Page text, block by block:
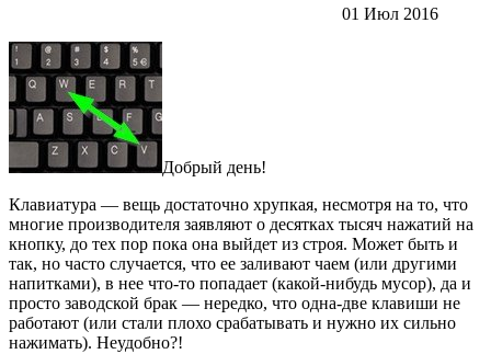
01 Июл 2016
Добрый день!
Клавиатура — вещь достаточно хрупкая, несмотря на то, что
многие производителя заявляют о десятках тысяч нажатий на
кнопку, до тех пор пока она выйдет из строя. Может быть и
так, но часто случается, что ее заливают чаем (или другими
напитками), в нее что-то попадает (какой-нибудь мусор), да и
просто заводской брак — нередко, что одна-две клавиши не
работают (или стали плохо срабатывать и нужно их сильно
нажимать). Неудобно?!